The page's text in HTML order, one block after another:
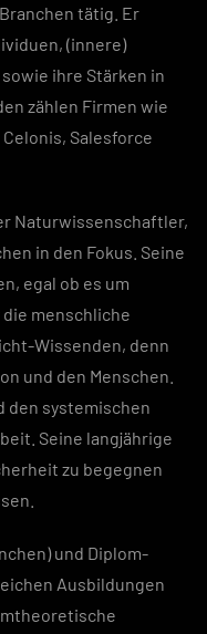
tätig. Er
(innere)
ihre Stärken in
zählen Firmen wie
Celonis, Salesforce
Naturwissenschaftler,
in den Fokus. Seine
egal ob es um
menschliche
Wissenden, denn
und den Menschen.
den systemischen
Seine langjährige
zu begegnen
und Diplom-
Ausbildungen